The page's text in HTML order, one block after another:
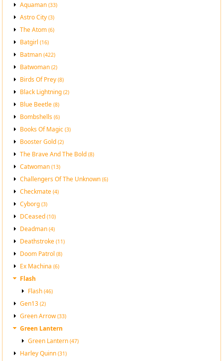
Aquaman(33)
Astro City(3)
The Atom(6)
Batgirl(16)
Batman(422)
Batwoman(2)
Birds Of Prey(8)
Black Lightning(2)
Blue Beetle(8)
Bombshells(6)
Books Of Magic(3)
Booster Gold(2)
The Brave And The Bold(8)
Catwoman(13)
Challengers Of The Unknown(6)
Checkmate(4)
Cyborg(3)
DCeased(10)
Deadman(4)
Deathstroke(11)
Doom Patrol(8)
Ex Machina(6)
Flash
Flash(46)
Gen13(2)
Green Arrow(33)
Green Lantern
Green Lantern(47)
Harley Quinn(31)